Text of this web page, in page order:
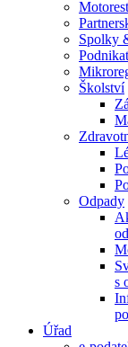
Spolky
Školství
Odpady
s
Úřad